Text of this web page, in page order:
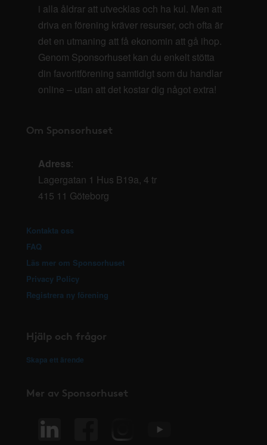
i alla åldrar att utvecklas och ha kul. Men att
driva en förening kräver resurser, och ofta är
det en utmaning att få ekonomin att gå ihop.
Genom Sponsorhuset kan du enkelt stötta
din favoritförening samtidigt som du handlar
online – utan att det kostar dig något extra!
Om Sponsorhuset
Adress:
Lagergatan 1 Hus B19a, 4 tr
415 11 Göteborg
Kontakta oss
FAQ
Läs mer om Sponsorhuset
Privacy Policy
Registrera ny förening
Hjälp och frågor
Skapa ett ärende
Mer av Sponsorhuset